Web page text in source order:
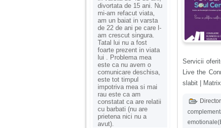
divortata de 15 ani. Nu
mi-am refacut viata,
am un baiat in varsta
de 22 de ani pe care l-
am crescut singura.
Tatal lui nu a fost
foarte prezent in viata
lui . Problema mea
este ca nu avem o
comunicare deschisa,
este tot timpul
impotriva mea si mai
rau este ca am
constatat ca are relatii
cu barbati (nu are
prietena nici nu a
avut).
Servicii
Live the
slabit |